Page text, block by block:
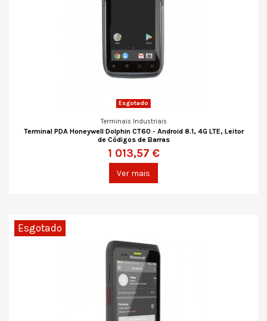
Esgotado
Terminais Industriais
Terminal PDA Honeywell Dolphin CT60 - Android 8.1, 4G LTE, Leitor
de Códigos de Barras
1 013,57 €
Ver mais
Esgotado